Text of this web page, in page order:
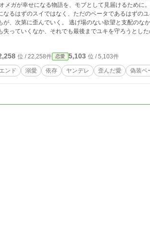
るはずのスイではなく、ただのベータであるはずのユキの
支配のなか、ユキは薬を拒み、少しずつ壊れていった。 言
ていくなか、それでも最後までユキを守ろうとしたのは、
た一人を選ぶ、執着と救済のオメガバースTL。
位 / 22,258件 恋愛 5,103 位 / 5,103件
ンド 溺愛 依存 ヤンデレ 歪んだ愛 偽装ベ